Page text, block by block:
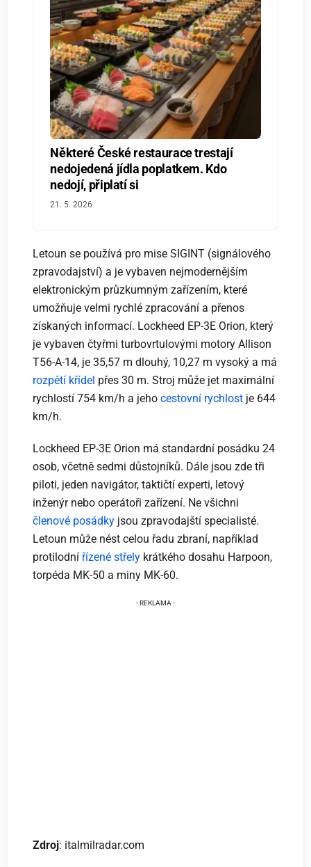
Některé České restaurace trestají
nedojedená jídla poplatkem. Kdo
nedojí, připlatí si
21. 5. 2026
Letoun se používá pro mise SIGINT (signálového
zpravodajství) a je vybaven nejmodernějším
elektronickým průzkumným zařízením, které
umožňuje velmi rychlé zpracování a přenos
získaných informací. Lockheed EP-3E Orion, který
je vybaven čtyřmi turbovrtulovými motory Allison
T56-A-14, je 35,57 m dlouhý, 10,27 m vysoký a má
rozpětí křídel přes 30 m. Stroj může jet maximální
rychlostí 754 km/h a jehocestovní rychlost je 644
km/h.
Lockheed EP-3E Orion má standardní posádku 24
osob, včetně sedmi důstojníků. Dále jsou zde tři
piloti, jeden navigátor, taktičtí experti, letový
inženýr nebo operátoři zařízení. Ne všichni
členové posádky jsou zpravodajští specialisté.
Letoun může nést celou řadu zbraní, například
protilodní řízené střely krátkého dosahu Harpoon,
torpéda MK-50 a miny MK-60.
Zdroj: italmilradar.com